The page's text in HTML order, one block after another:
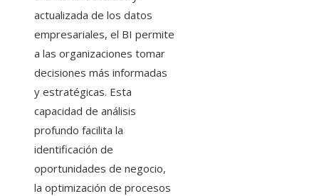
actualizada de los datos
empresariales, el BI permite
a las organizaciones tomar
decisiones más informadas
y estratégicas. Esta
capacidad de análisis
profundo facilita la
identificación de
oportunidades de negocio,
la optimización de procesos